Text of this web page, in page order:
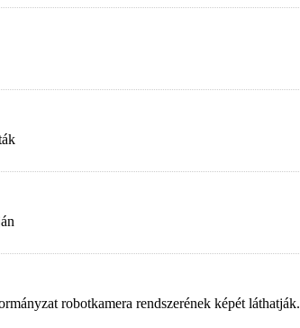
robotkamera rendszerének képét láthatják.